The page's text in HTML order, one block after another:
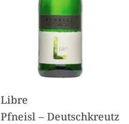
Libre
Pfneisl – Deutschkreutz